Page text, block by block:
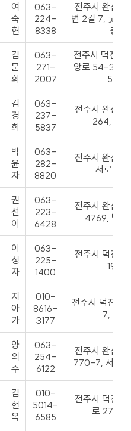
여
숙
현
063-
224-
8338
전주시 완산구
변 2길 7, 굿모
층
김
문
희
063-
271-
2007
전주시 덕진구
앙로 54-33 파
5층
김
경
희
063-
237-
5837
전주시 완산구
264, 501
박
윤
자
063-
282-
8820
전주시 완산구
서로 55-
권
선
이
063-
223-
6428
전주시 완산구
4769, 별관
이
성
자
063-
225-
1400
전주시 덕진구
190
지
아
가
010-
8616-
3177
전주시 덕진구
7, 3층
양
의
주
063-
254-
6122
전주시 완산구
770-7, 서진
김
현
옥
010-
5014-
6585
전주시 덕진구
로 277, 3